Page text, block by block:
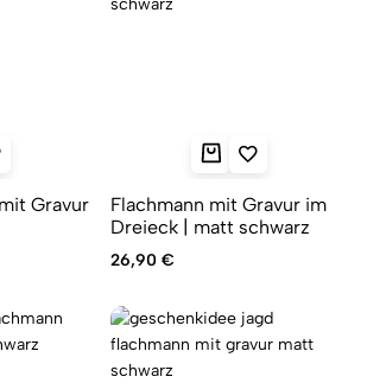
Gravur
Flachmann mit Gravur im
Dreieck | matt schwarz
26,90 €